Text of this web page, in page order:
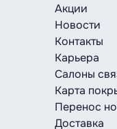
Акции
Новости
Контакты
Карьера
Салоны
Карта
Перенос
Доставка